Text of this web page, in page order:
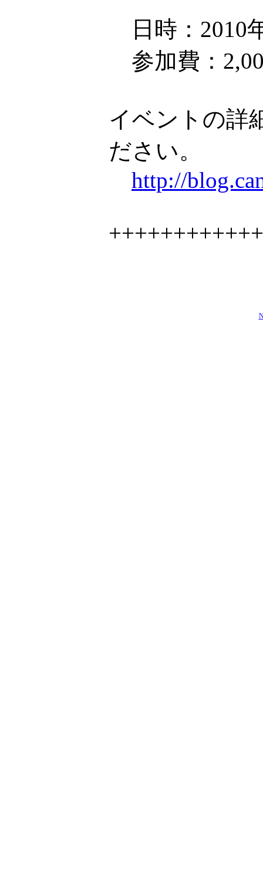
日時：2010
参加費：
イベントの詳
ださい。
http://